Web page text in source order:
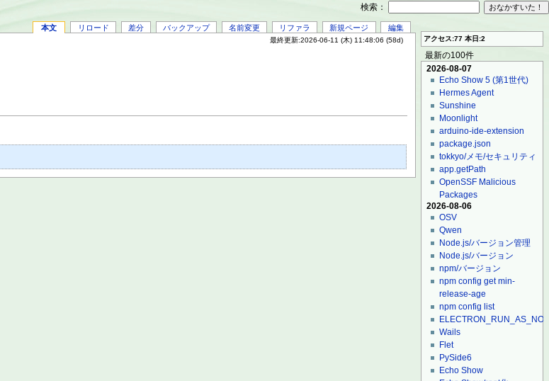
本文 リロード 差分 バックアップ 名前変更 リファラ 新規ページ 編集
最終更新:2026-06-11 (木) 11:48:06 (58d) アクセス:77 本日:2
最新の100件
2026-08-07
Echo Show 5 (第1世代)
Hermes Agent
Sunshine
Moonlight
arduino-ide-extension
package.json
tokkyo/メモ/セキュリティ
app.getPath
OpenSSF Malicious
Packages
2026-08-06
OSV
Qwen
Node.js/バージョン管理
Node.js/バージョン
npm/バージョン
npm config get min-
release-age
npm config list
Wails
Flet
PySide6
Echo Show
検索：